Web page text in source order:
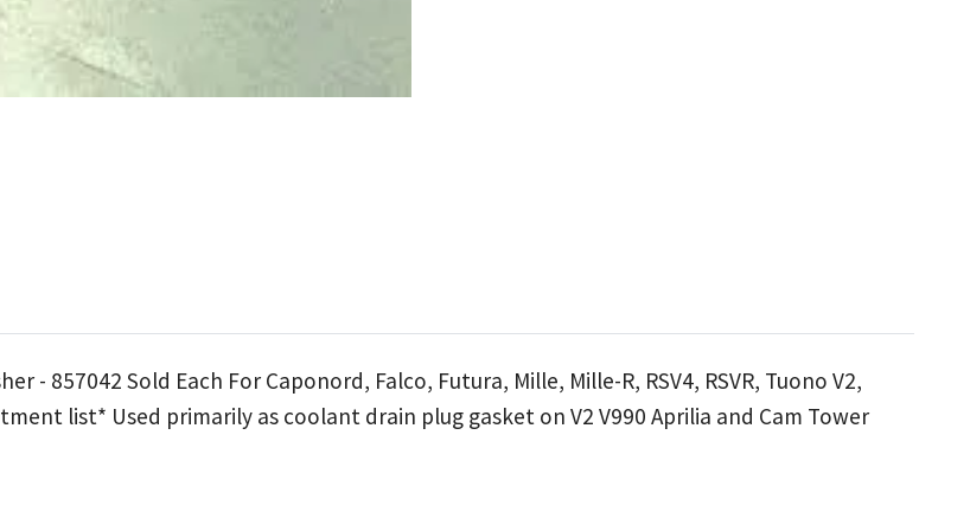
- 857042 Sold Each For Caponord, Falco, Futura, Mille, Mille-R, RSV4, RSVR, Tuono V2,
list* Used primarily as coolant drain plug gasket on V2 V990 Aprilia and Cam Tower